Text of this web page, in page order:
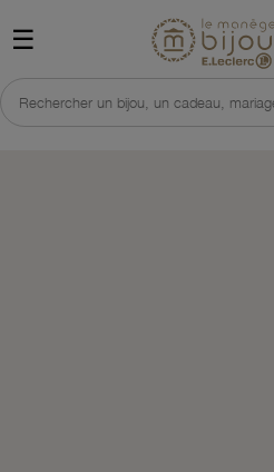
☰
Rechercher un bijou, un cadeau,